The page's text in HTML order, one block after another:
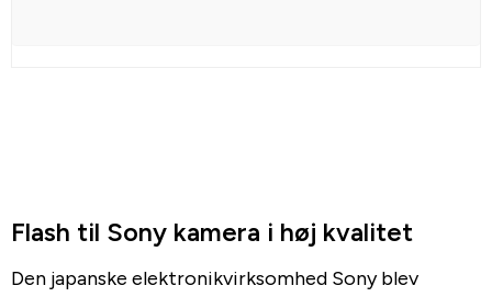
Flash til Sony kamera i høj kvalitet
Den japanske elektronikvirksomhed Sony blev